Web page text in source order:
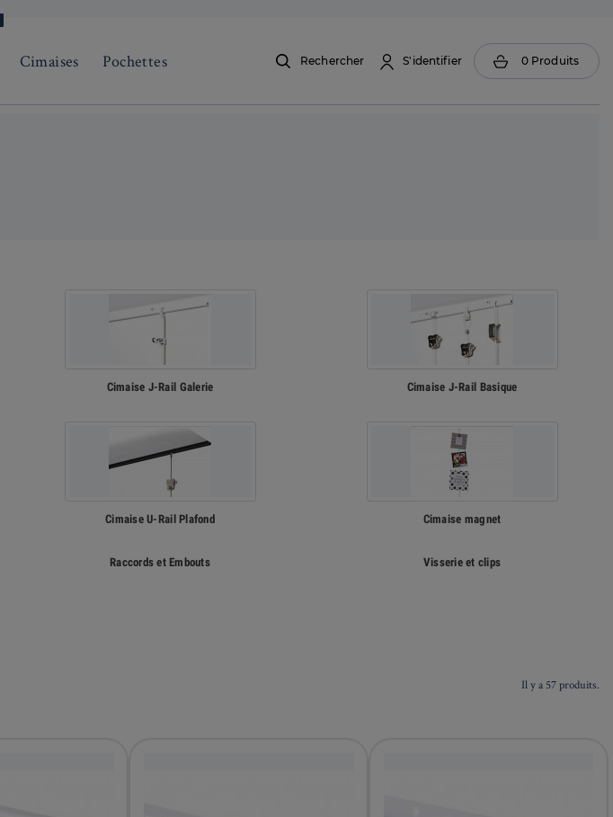
Cimaises Pochettes Rechercher S'identifier 0 Produits
Cimaise J-Rail Galerie Cimaise J-Rail Basique
Cimaise U-Rail Plafond Cimaise magnet
Raccords et Embouts Visserie et clips
Il y a 57 produits.